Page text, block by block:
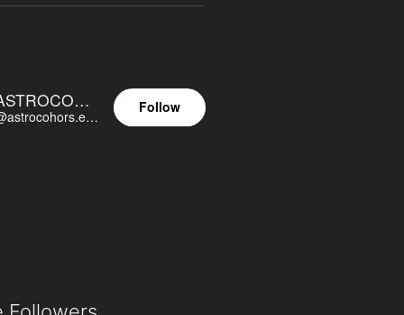
ASTROCOHORS EUNOIA ULTIMA
@astrocohors.eu@astrocohors.eu
Follow